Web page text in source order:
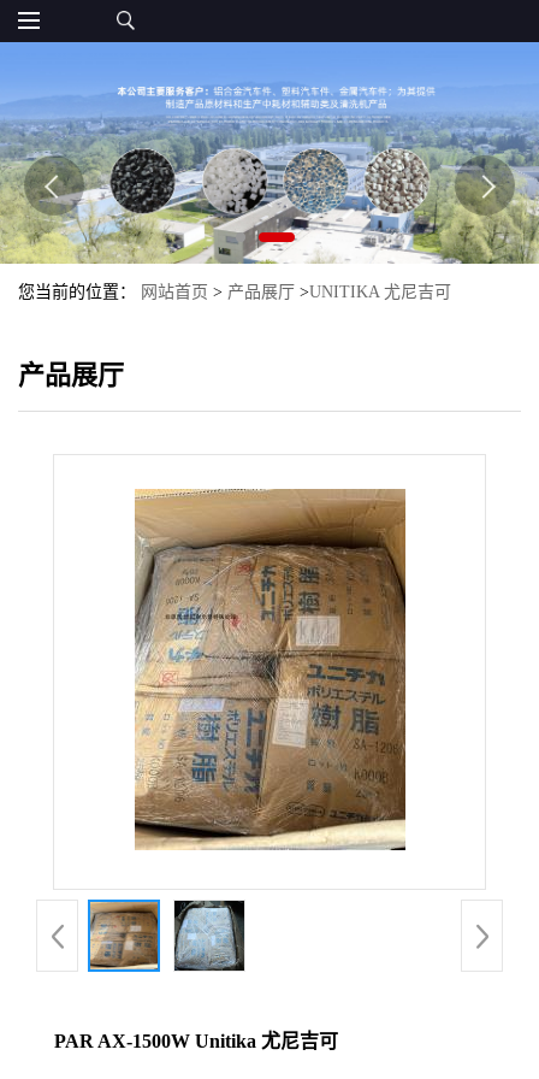
您当前的位置： 网站首页 > 产品展厅 >UNITIKA 尤尼吉可
产品展厅
PAR AX-1500W Unitika 尤尼吉可